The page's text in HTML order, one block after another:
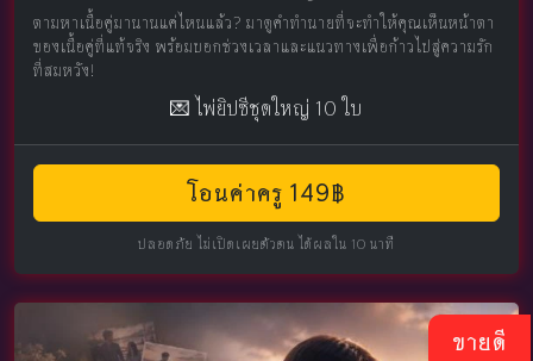
ตามหาเนื้อคู่มานานแค่ไหนแล้ว? มาดูคำทำนายที่จะทำให้คุณเห็นหน้าตา
ของเนื้อคู่ที่แท้จริง พร้อมบอกช่วงเวลาและแนวทางเพื่อก้าวไปสู่ความรัก
ที่สมหวัง!
💌 ไพ่ยิปซีชุดใหญ่ 10 ใบ
โอนค่าครู 149฿
ปลอดภัย ไม่เปิดเผยตัวตน ได้ผลใน 10 นาที
ขายดี